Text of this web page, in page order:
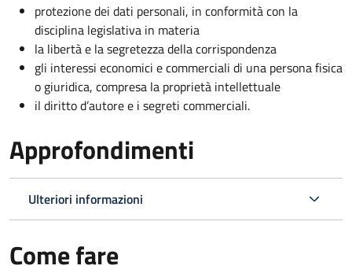
protezione dei dati personali, in conformità con la
disciplina legislativa in materia
la libertà e la segretezza della corrispondenza
gli interessi economici e commerciali di una persona fisica
o giuridica, compresa la proprietà intellettuale
il diritto d’autore e i segreti commerciali.
Approfondimenti
Ulteriori informazioni
Come fare